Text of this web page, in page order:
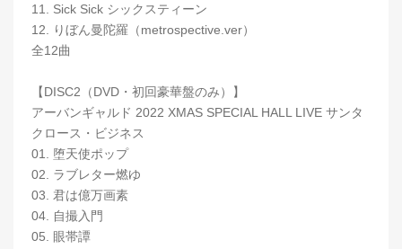
11. Sick Sick シックスティーン
12. りぼん曼陀羅（metrospective.ver）
全12曲
【DISC2（DVD・初回豪華盤のみ）】
アーバンギャルド 2022 XMAS SPECIAL HALL LIVE サンタ
クロース・ビジネス
01. 堕天使ポップ
02. ラブレター燃ゆ
03. 君は億万画素
04. 自撮入門
05. 眼帯譚